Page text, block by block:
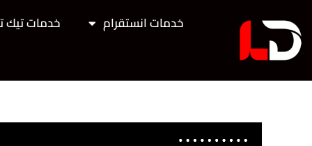
المحتوى
خدمات انستقرام خدمات تيك